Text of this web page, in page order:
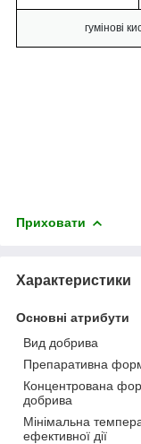
гумінові
Приховати
Характеристики
Основні атрибути
Вид добрива
Препаративна
Концентрована
добрива
Мінімальна
ефективної дії